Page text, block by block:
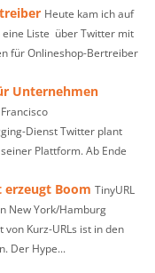
Heute kam ich auf
eine Liste über Twitter mit
für Onlineshop-Bertreiber
Unternehmen
Dienst Twitter plant
Plattform. Ab Ende
Boom TinyURL
New York/Hamburg
Kurz-URLs ist in den
Der Hype...